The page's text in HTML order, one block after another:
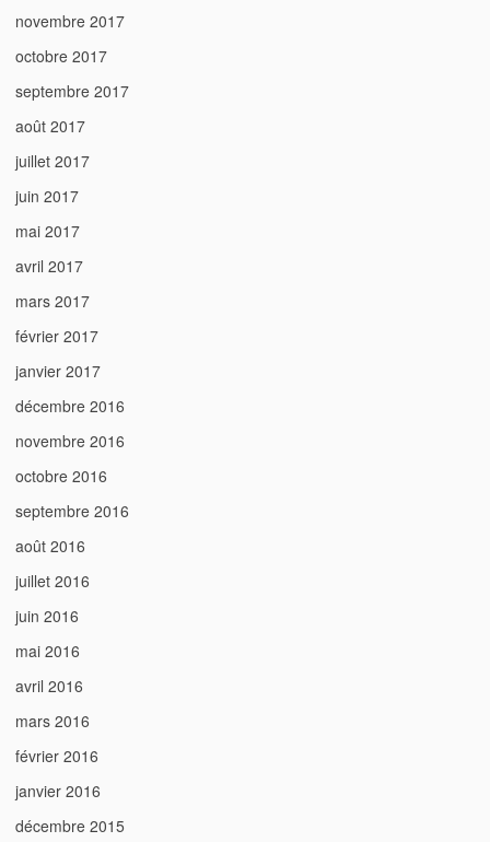
novembre 2017
octobre 2017
septembre 2017
août 2017
juillet 2017
juin 2017
mai 2017
avril 2017
mars 2017
février 2017
janvier 2017
décembre 2016
novembre 2016
octobre 2016
septembre 2016
août 2016
juillet 2016
juin 2016
mai 2016
avril 2016
mars 2016
février 2016
janvier 2016
décembre 2015